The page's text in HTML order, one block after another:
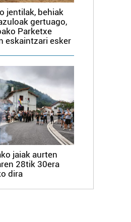
jentilak, behiak
gertuago,
Parketxe
eskaintzari esker
jaiak aurten
28tik 30era
dira